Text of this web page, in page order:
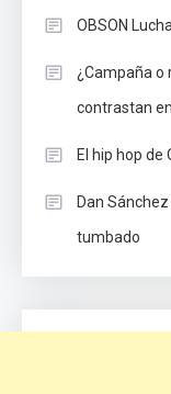
OBSON
¿Campaña o
contrastan
El hip hop de
Dan
tumbado